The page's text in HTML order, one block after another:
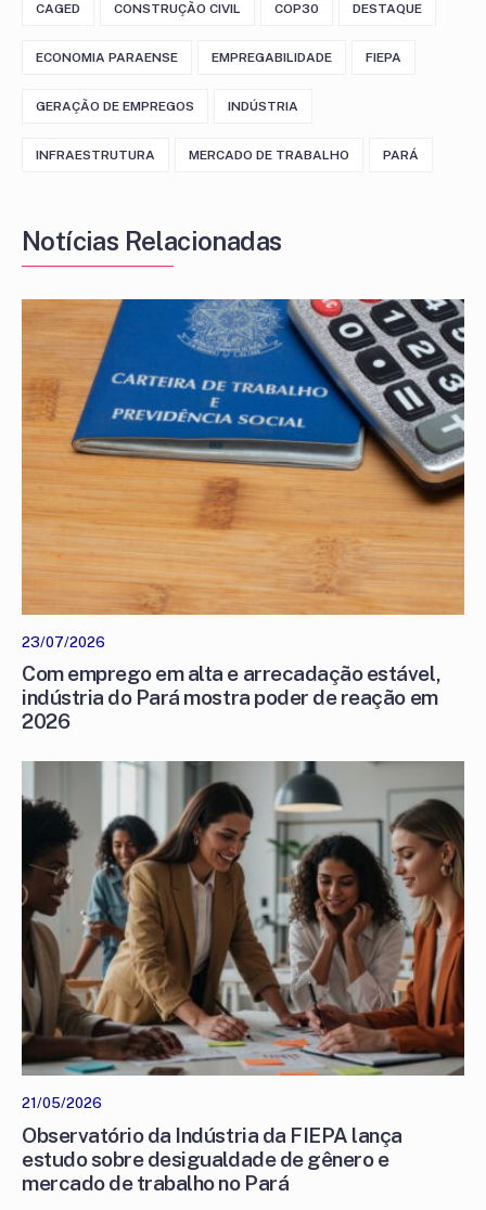
CAGED CONSTRUÇÃO CIVIL COP30 DESTAQUE
ECONOMIA PARAENSE EMPREGABILIDADE FIEPA
GERAÇÃO DE EMPREGOS INDÚSTRIA
INFRAESTRUTURA MERCADO DE TRABALHO PARÁ
Notícias Relacionadas
23/07/2026
Com emprego em alta e arrecadação estável,
indústria do Pará mostra poder de reação em
2026
21/05/2026
Observatório da Indústria da FIEPA lança
estudo sobre desigualdade de gênero e
mercado de trabalho no Pará